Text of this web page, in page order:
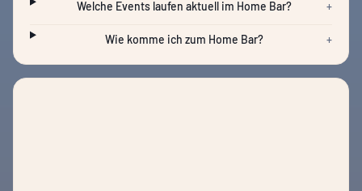
Welche Events laufen aktuell im Home Bar? +
Wie komme ich zum Home Bar? +